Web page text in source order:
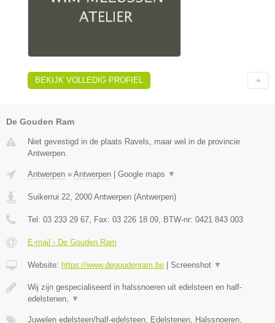
BEKIJK VOLLEDIG PROFIEL
De Gouden Ram
Niet gevestigd in de plaats Ravels, maar wel in de provincie
Antwerpen.
Antwerpen » Antwerpen Google maps ▼
Suikerrui 22, 2000 Antwerpen (Antwerpen)
Tel: 03 233 29 67, Fax: 03 226 18 09, BTW-nr: 0421 843 003
E-mail › De Gouden Ram
Website: https://www.degoudenram.be Screenshot ▼
Wij zijn gespecialiseerd in halssnoeren uit edelsteen en half-
edelstenen, ▼
Juwelen edelsteen/half-edelsteen, Edelstenen, Halssnoeren,